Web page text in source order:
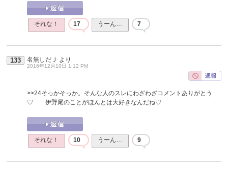
それな！ 17 うーん… 7
133 名無しだＪ より
2016年12月10日 1:12 PM
>>24そっかそっか。そんな人のスレにわざわざコメントありがとう
♡ 伊野尾のことがほんとは大好きなんだね♡
それな！ 10 うーん… 9